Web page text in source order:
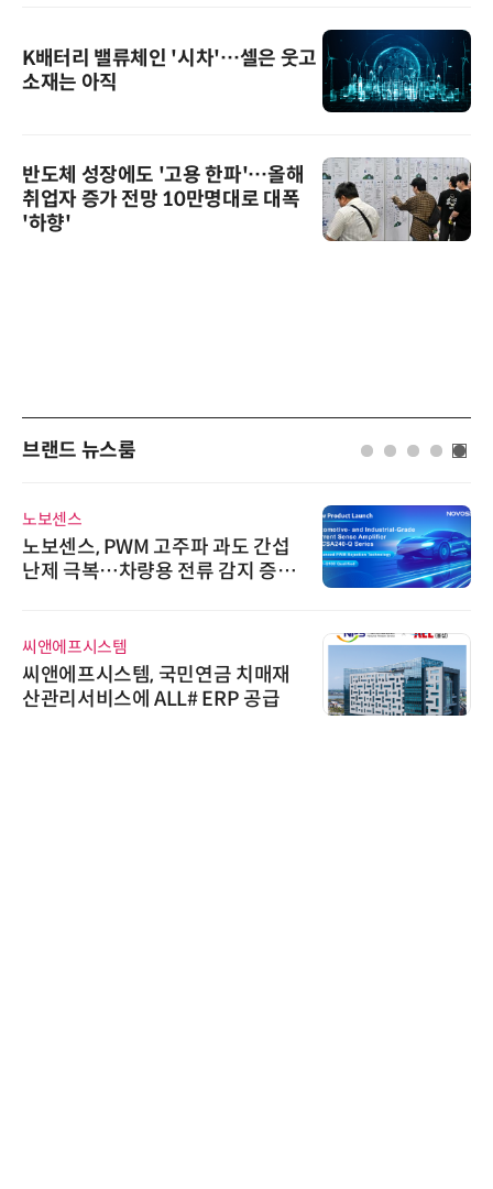
K배터리 밸류체인 '시차'…셀은 웃고
소재는 아직
반도체 성장에도 '고용 한파'…올해
취업자 증가 전망 10만명대로 대폭
'하향'
브랜드 뉴스룸
노보센스
노보센스, PWM 고주파 과도 간섭
난제 극복…차량용 전류 감지 증폭
씨앤에프시스템
씨앤에프시스템, 국민연금 치매재
산관리서비스에 ALL# ERP 공급